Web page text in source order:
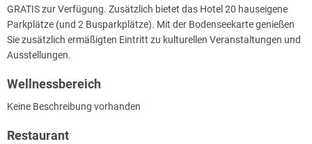
GRATIS zur Verfügung. Zusätzlich bietet das Hotel 20 hauseigene
Parkplätze (und 2 Busparkplätze). Mit der Bodenseekarte genießen
Sie zusätzlich ermäßigten Eintritt zu kulturellen Veranstaltungen und
Ausstellungen.
Wellnessbereich
Keine Beschreibung vorhanden
Restaurant